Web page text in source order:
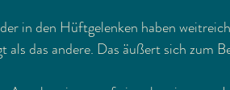
in den Hüftgelenken haben
das andere. Das äußert sich zum